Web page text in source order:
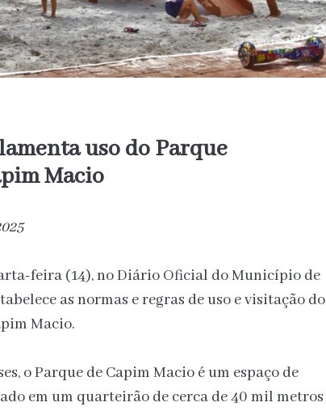
uso do Parque
Macio
feira (14), no Diário Oficial do Município de
as normas e regras de uso e visitação do
Macio.
o Parque de Capim Macio é um espaço de
em um quarteirão de cerca de 40 mil metros